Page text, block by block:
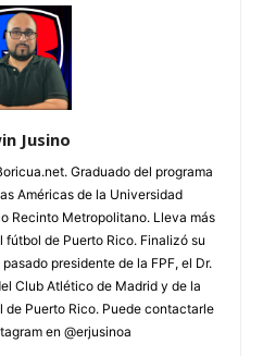
Jusino
Graduado del programa
Américas de la Universidad
Recinto Metropolitano. Lleva más
de Puerto Rico. Finalizó su
presidente de la FPF, el Dr.
Club Atlético de Madrid y de la
Puerto Rico. Puede contactarle
en @erjusinoa